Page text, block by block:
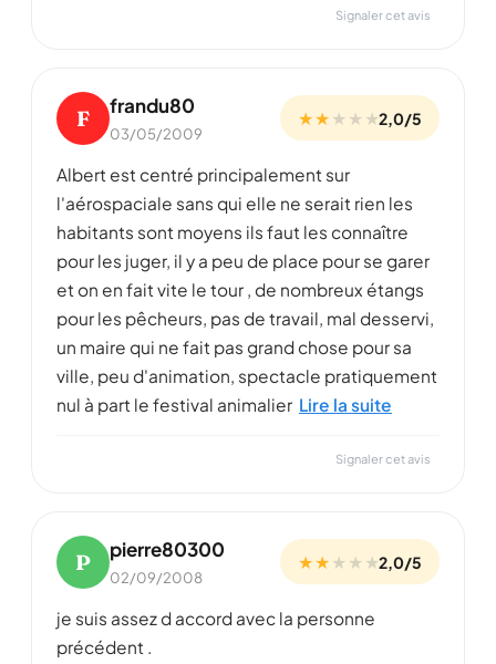
Signaler cet avis
F frandu80
03/05/2009
★ ★★ ★ ★2,0/5
Albert est centré principalement sur
l'aérospaciale sans qui elle ne serait rien les
habitants sont moyens ils faut les connaître
pour les juger, il y a peu de place pour se garer
et on en fait vite le tour , de nombreux étangs
pour les pêcheurs, pas de travail, mal desservi,
un maire qui ne fait pas grand chose pour sa
ville, peu d'animation, spectacle pratiquement
nul à part le festival animalier Lire la suite
Signaler cet avis
P pierre80300
02/09/2008
★ ★★ ★ ★2,0/5
je suis assez d accord avec la personne
précédent .